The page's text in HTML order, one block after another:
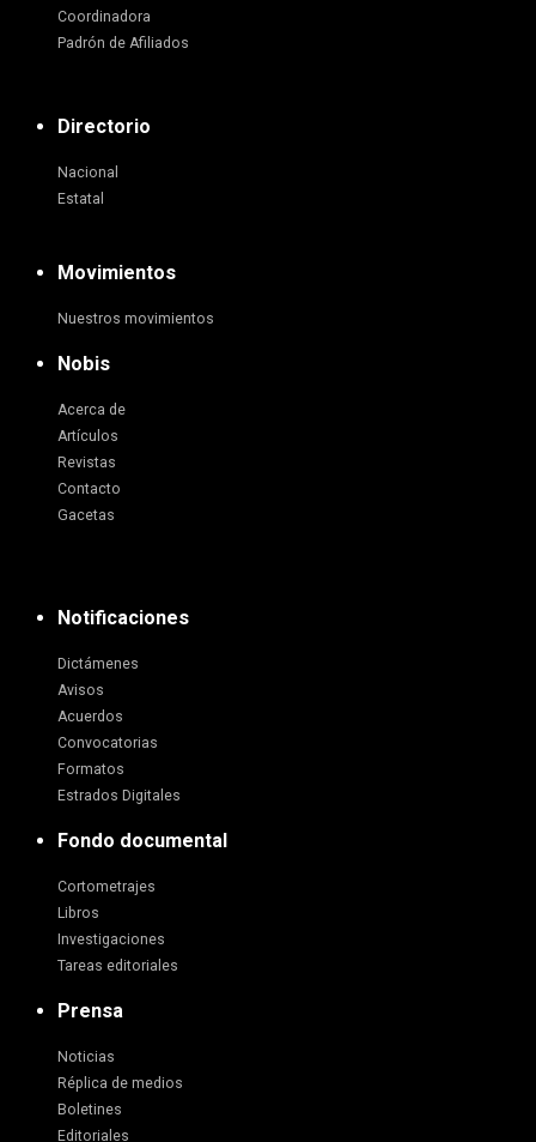
Coordinadora
Padrón de Afiliados
Directorio
Nacional
Estatal
Movimientos
Nuestros movimientos
Nobis
Acerca de
Artículos
Revistas
Contacto
Gacetas
Notificaciones
Dictámenes
Avisos
Acuerdos
Convocatorias
Formatos
Estrados Digitales
Fondo documental
Cortometrajes
Libros
Investigaciones
Tareas editoriales
Prensa
Noticias
Réplica de medios
Boletines
Editoriales